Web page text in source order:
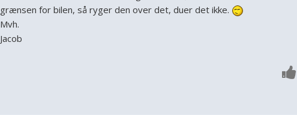
grænsen for bilen, så ryger den over det, duer det ikke.
Mvh.
Jacob